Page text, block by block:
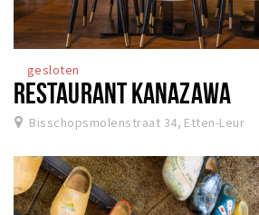
gesloten
RESTAURANT KANAZAWA
Bisschopsmolenstraat 34, Etten-Leur